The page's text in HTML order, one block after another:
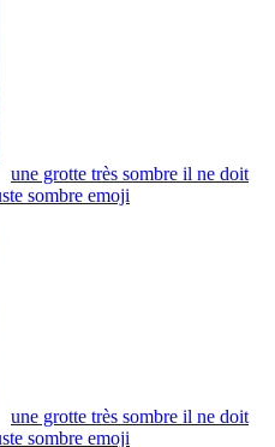
une grotte très sombre il ne doit
sombre emoji
une grotte très sombre il ne doit
sombre emoji